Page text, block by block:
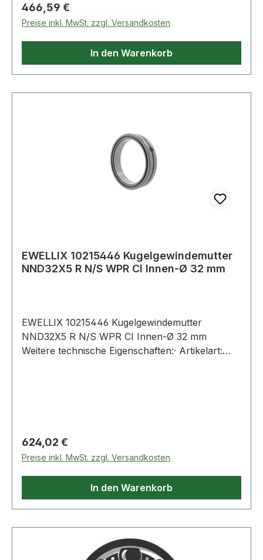
Regulärer Preis:
466,59 €
Preise inkl. MwSt. zzgl. Versandkosten
In den Warenkorb
EWELLIX 10215446 Kugelgewindemutter
NND32X5 R N/S WPR CI Innen-Ø 32 mm
EWELLIX 10215446 Kugelgewindemutter
NND32X5 R N/S WPR CI Innen-Ø 32 mm
Weitere technische Eigenschaften:· Artikelart:
Regulärer Preis:
624,02 €
Preise inkl. MwSt. zzgl. Versandkosten
In den Warenkorb